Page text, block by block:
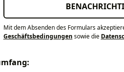
Mit dem Absenden des Formulars
Geschäftsbedingungen sowie die